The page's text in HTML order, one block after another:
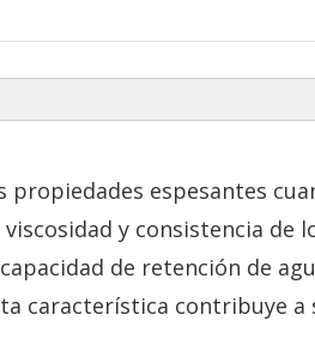
espesantes
y consistencia de
de retención de
característica contribuye a